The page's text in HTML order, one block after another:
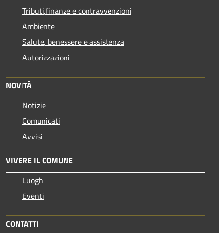
Tributi,finanze e contravvenzioni
Ambiente
Salute, benessere e assistenza
Autorizzazioni
NOVITÀ
Notizie
Comunicati
Avvisi
VIVERE IL COMUNE
Luoghi
Eventi
CONTATTI